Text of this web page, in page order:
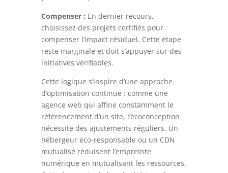
Compenser : En dernier recours,
choisissez des projets certifiés pour
compenser l’impact résiduel. Cette étape
reste marginale et doit s’appuyer sur des
initiatives vérifiables.
Cette logique s’inspire d’une approche
d’optimisation continue : comme une
agence web qui affine constamment le
référencement d’un site, l’écoconception
nécessite des ajustements réguliers. Un
hébergeur éco-responsable ou un CDN
mutualisé réduisent l’empreinte
numérique en mutualisant les ressources.